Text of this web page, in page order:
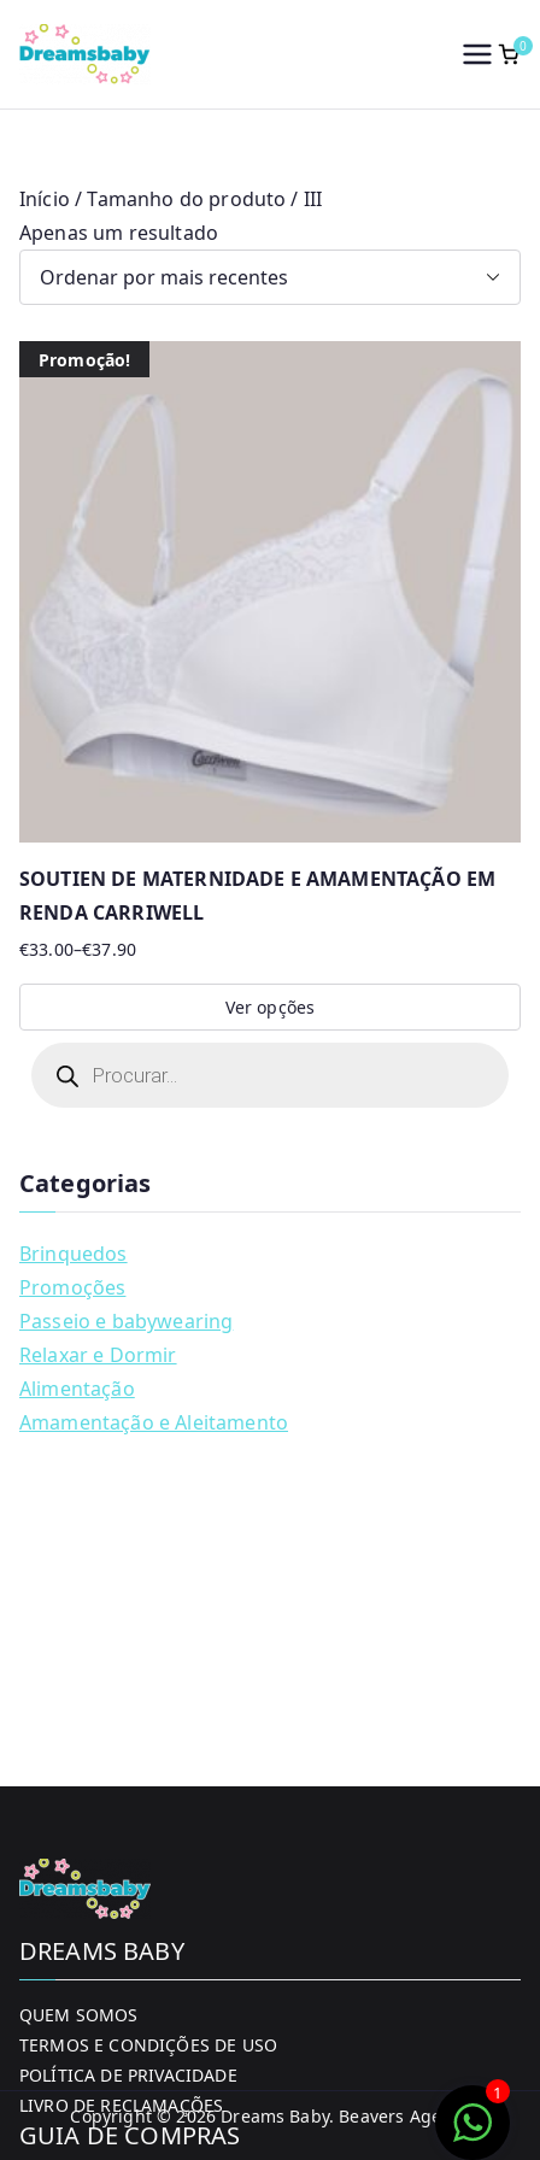
para
conteúdo
Dreams Baby
0
Início / Tamanho do produto / III
Apenas um resultado
Promoção!
SOUTIEN DE MATERNIDADE E AMAMENTAÇÃO EM
RENDA CARRIWELL
€33.00–€37.90
Price
range:
€33.00
€37.90
Ver opções
product
variants.
The
options
may
be
chosen
on
the
s
s
a
r
c
h
Categorias
Brinquedos
Promoções
Passeio e babywearing
Relaxar e Dormir
Alimentação
Amamentação e Aleitamento
DREAMS BABY
QUEM SOMOS
TERMOS E CONDIÇÕES DE USO
POLÍTICA DE PRIVACIDADE
LIVRO DE RECLAMAÇÕES
GUIA DE COMPRAS
Copyright © 2026Dreams Baby. Beavers Agency
1